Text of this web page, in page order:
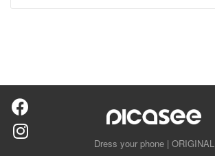
Dress your phone | ORIGINAL